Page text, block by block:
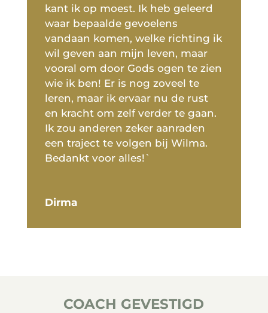
kant ik op moest. Ik heb geleerd
waar bepaalde gevoelens
vandaan komen, welke richting ik
wil geven aan mijn leven, maar
vooral om door Gods ogen te zien
wie ik ben! Er is nog zoveel te
leren, maar ik ervaar nu de rust
en kracht om zelf verder te gaan.
Ik zou anderen zeker aanraden
een traject te volgen bij Wilma.
Bedankt voor alles!`
Dirma
COACH GEVESTIGD